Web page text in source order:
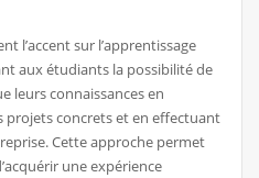
l’accent sur l’apprentissage
aux étudiants la possibilité de
leurs connaissances en
projets concrets et en effectuant
Cette approche permet
une expérience